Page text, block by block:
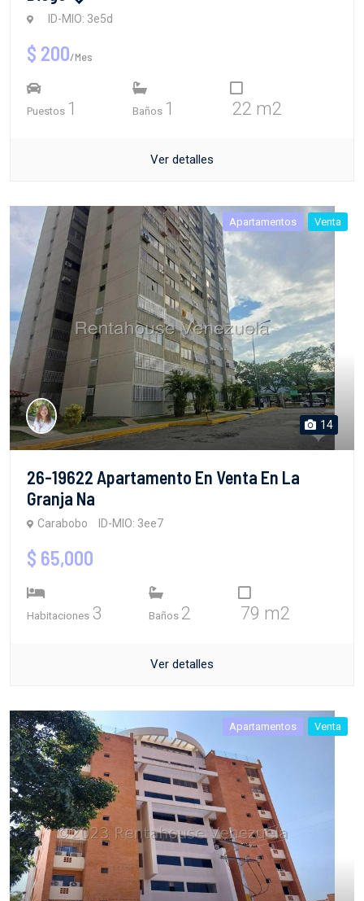
ID-MIO: 3e5d
$ 200/Mes
Puestos 1 Baños 1 22 m2
Ver detalles
Apartamentos Venta
14
26-19622 Apartamento En Venta En La
Granja Na
Carabobo ID-MIO: 3ee7
$ 65,000
Habitaciones 3 Baños 2 79 m2
Ver detalles
Apartamentos Venta